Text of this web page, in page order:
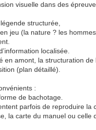
visuelle dans des
structurée,
jeu (la nature ? les
localisée.
en amont, la structuration
(plan détaillé).
:
de bachotage.
parfois de reproduire la
la carte du manuel ou celle